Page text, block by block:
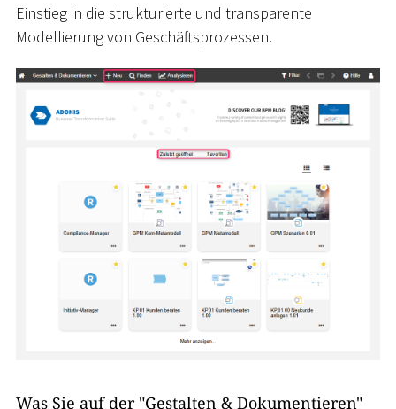
Einstieg in die strukturierte und transparente
Modellierung von Geschäftsprozessen.
Was Sie auf der "Gestalten & Dokumentieren"